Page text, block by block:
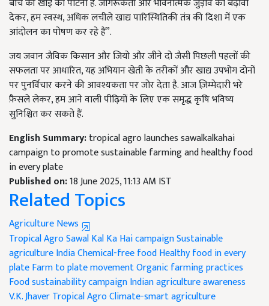
बीच की खाई को पाटना है. जागरूकता और भावनात्मक जुड़ाव को बढ़ावा
देकर, हम स्वस्थ, अधिक लचीले खाद्य पारिस्थितिकी तंत्र की दिशा में एक
आंदोलन का पोषण कर रहे हैं”.
जय जवान जैविक किसान और जियो और जीने दो जैसी पिछली पहलों की
सफलता पर आधारित, यह अभियान खेती के तरीकों और खाद्य उपभोग दोनों
पर पुनर्विचार करने की आवश्यकता पर जोर देता है. आज ज़िम्मेदारी भरे
फ़ैसले लेकर, हम आने वाली पीढ़ियों के लिए एक समृद्ध कृषि भविष्य
सुनिश्चित कर सकते हैं.
English Summary:tropical agro launches sawalkalkahai
campaign to promote sustainable farming and healthy food
in every plate
Published on:18 June 2025, 11:13 AM IST
Related Topics
Agriculture News
Tropical AgroSawal Kal Ka Hai campaignSustainable
agriculture IndiaChemical-free foodHealthy food in every
plateFarm to plate movementOrganic farming practices
Food sustainability campaignIndian agriculture awareness
V.K. Jhaver Tropical AgroClimate-smart agriculture